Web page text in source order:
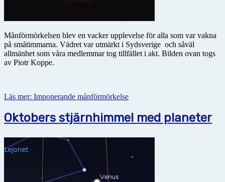
Månförmörkelsen blev en vacker upplevelse för alla som var vakna
på småtimmarna. Vädret var utmärkt i Sydsverige och såväl
allmänhet som våra medlemmar tog tillfället i akt. Bilden ovan togs
av Piotr Koppe.
Läs mer: Imponerande månförmörkelse
Oktobers stjärnhimmel med planeter